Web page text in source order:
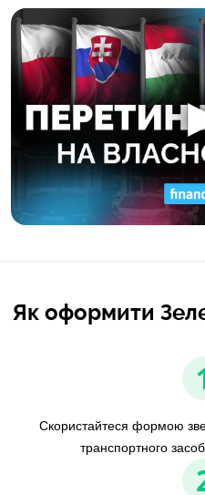
Як оформити
Скористайтеся формою
транспортного